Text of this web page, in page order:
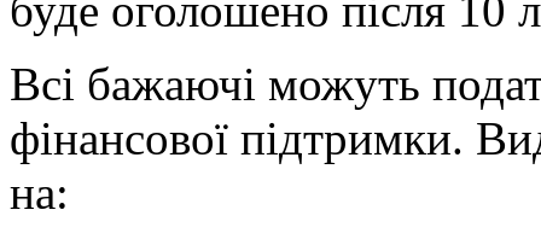
буде оголошено після 10
Всі бажаючі можуть
фінансової підтримки.
на: